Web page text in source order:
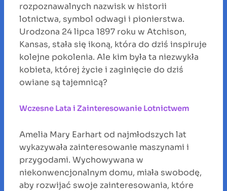
rozpoznawalnych nazwisk w historii
lotnictwa, symbol odwagi i pionierstwa.
Urodzona 24 lipca 1897 roku w Atchison,
Kansas, stała się ikoną, która do dziś inspiruje
kolejne pokolenia. Ale kim była ta niezwykła
kobieta, której życie i zaginięcie do dziś
owiane są tajemnicą?
Wczesne Lata i Zainteresowanie Lotnictwem
Amelia Mary Earhart od najmłodszych lat
wykazywała zainteresowanie maszynami i
przygodami. Wychowywana w
niekonwencjonalnym domu, miała swobodę,
aby rozwijać swoje zainteresowania, które